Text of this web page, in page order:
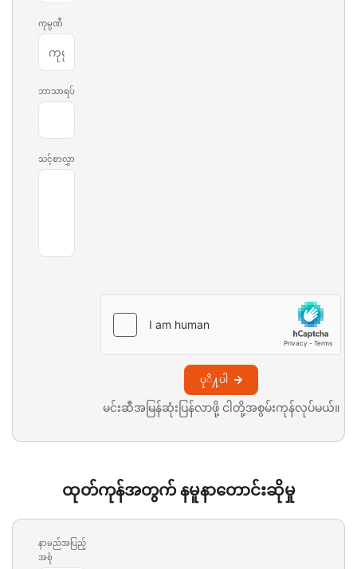
ကုမ္ပဏီ
ဘာသာရပ်
သင့်စာလွှာ
ပုိ႔ပါ
မင်းဆီအမြန်ဆုံးပြန်လာဖို့ ငါတို့အစွမ်းကုန်လုပ်မယ်။
ထုတ်ကုန်အတွက် နမူနာတောင်းဆိုမှု
နာမည်အပြည့်
အစုံ